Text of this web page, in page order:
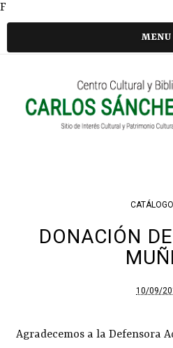
F
MENU
CATÁLOGO
DONACIÓN
10/09/
Agradecemos a la Defensora